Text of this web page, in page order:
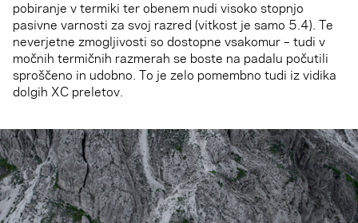
pobiranje v termiki ter obenem nudi visoko stopnjo
pasivne varnosti za svoj razred (vitkost je samo 5.4). Te
neverjetne zmogljivosti so dostopne vsakomur – tudi v
močnih termičnih razmerah se boste na padalu počutili
sproščeno in udobno. To je zelo pomembno tudi iz vidika
dolgih XC preletov.